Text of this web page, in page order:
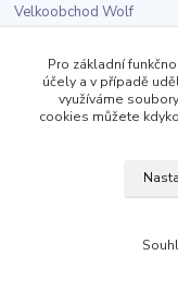
Velkoobchod Wolf
Kosmonosy
Pro základní
účely a v případě
využíváme
cookies můžete